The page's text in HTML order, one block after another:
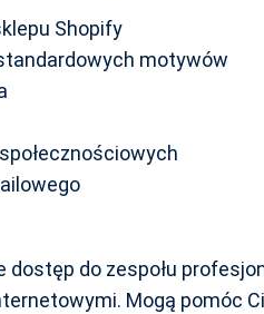
Shopify
motywów
dostęp do zespołu
Mogą pomóc